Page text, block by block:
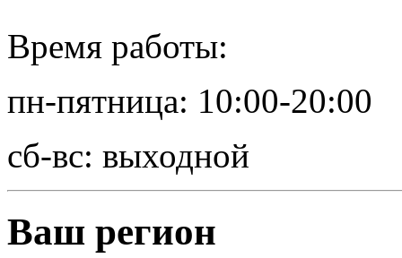
Время работы:
пн-пятница: 10:00-20:00
сб-вс: выходной
Ваш регион